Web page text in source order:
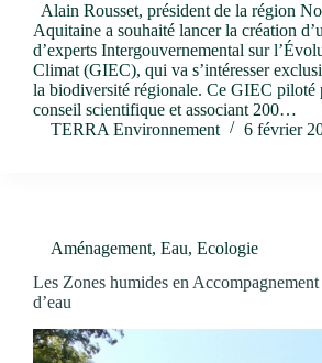
Alain Rousset, président de la région
Aquitaine a souhaité lancer la création
d’experts Intergouvernemental sur
Climat (GIEC), qui va s’intéresser
la biodiversité régionale. Ce GIEC piloté
conseil scientifique et associant 200…
TERRA Environnement
6 février
Aménagement, Eau, Ecologie
Les Zones humides en
d’eau